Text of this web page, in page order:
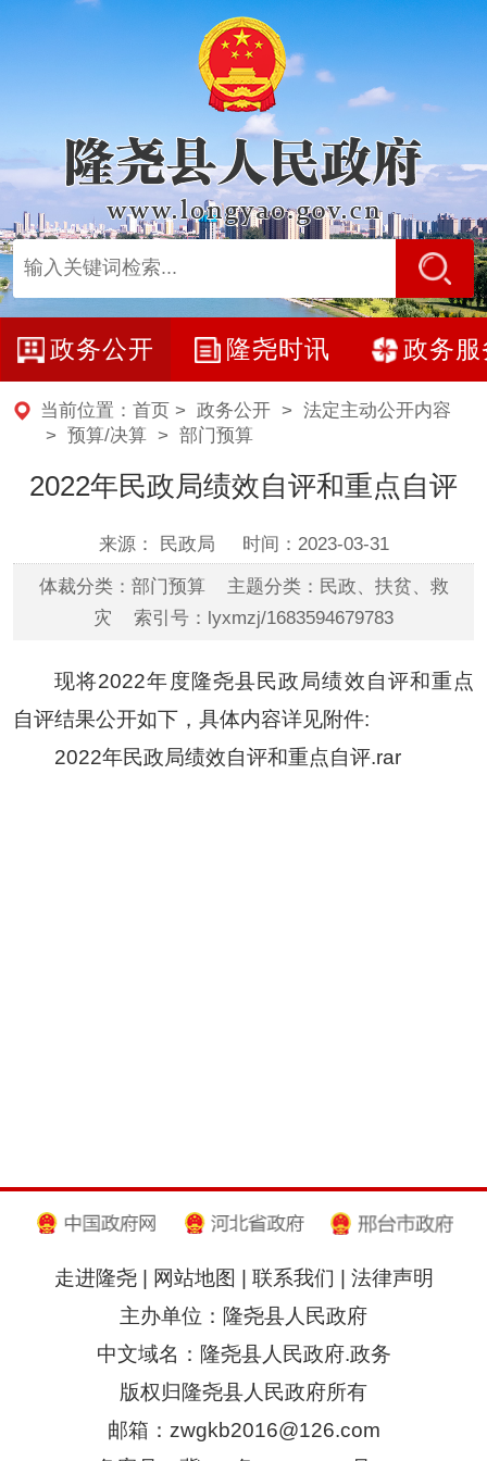
政务公开 隆尧时讯 政务服
当前位置： 首页 > 政务公开> 法定主动公开内容
> 预算/决算> 部门预算
2022年民政局绩效自评和重点自评
来源： 民政局 时间：2023-03-31
体裁分类：部门预算 主题分类：民政、扶贫、救
灾 索引号：lyxmzj/1683594679783
现将2022年度隆尧县民政局绩效自评和重点
自评结果公开如下，具体内容详见附件:
2022年民政局绩效自评和重点自评.rar
走进隆尧| 网站地图 联系我们
法律声明
主办单位：隆尧县人民政府
中文域名：隆尧县人民政府.政务
版权归隆尧县人民政府所有
邮箱：zwgkb2016@126.com